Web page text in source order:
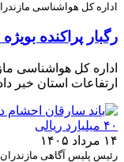
اداره کل هواشناسی
رگبار پراکنده
اداره کل هواشناسی
ارتفاعات استان خبر
۱۴ مرداد ۱۴۰۵
رئیس پلیس آگاهی مازندران